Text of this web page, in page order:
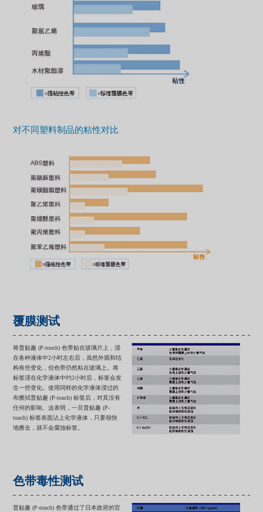
对不同塑料制品的粘性对比
覆膜测试
将普贴趣 (P-touch) 色带贴在玻璃片上，浸
在各种液体中2小时左右后，虽然外观和结
构有些变化，但色带仍然粘在玻璃上。将
标签浸在化学液体中约2小时后，标签会发
生一些变化。使用同样的化学液体浸过的
布擦拭普贴趣 (P-touch) 标签后，对其没有
任何的影响。这表明，一旦普贴趣 (P-
touch) 标签表面沾上化学液体，只要很快
地擦去，就不会腐蚀标签。
色带毒性测试
普贴趣 (P-touch) 色带通过了日本政府的官